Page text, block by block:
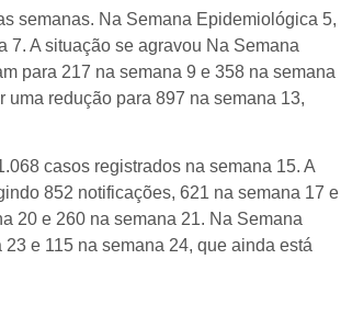
semanas. Na Semana Epidemiológica 5,
7. A situação se agravou Na Semana
para 217 na semana 9 e 358 na semana
redução para 897 na semana 13,
casos registrados na semana 15. A
852 notificações, 621 na semana 17 e
20 e 260 na semana 21. Na Semana
e 115 na semana 24, que ainda está